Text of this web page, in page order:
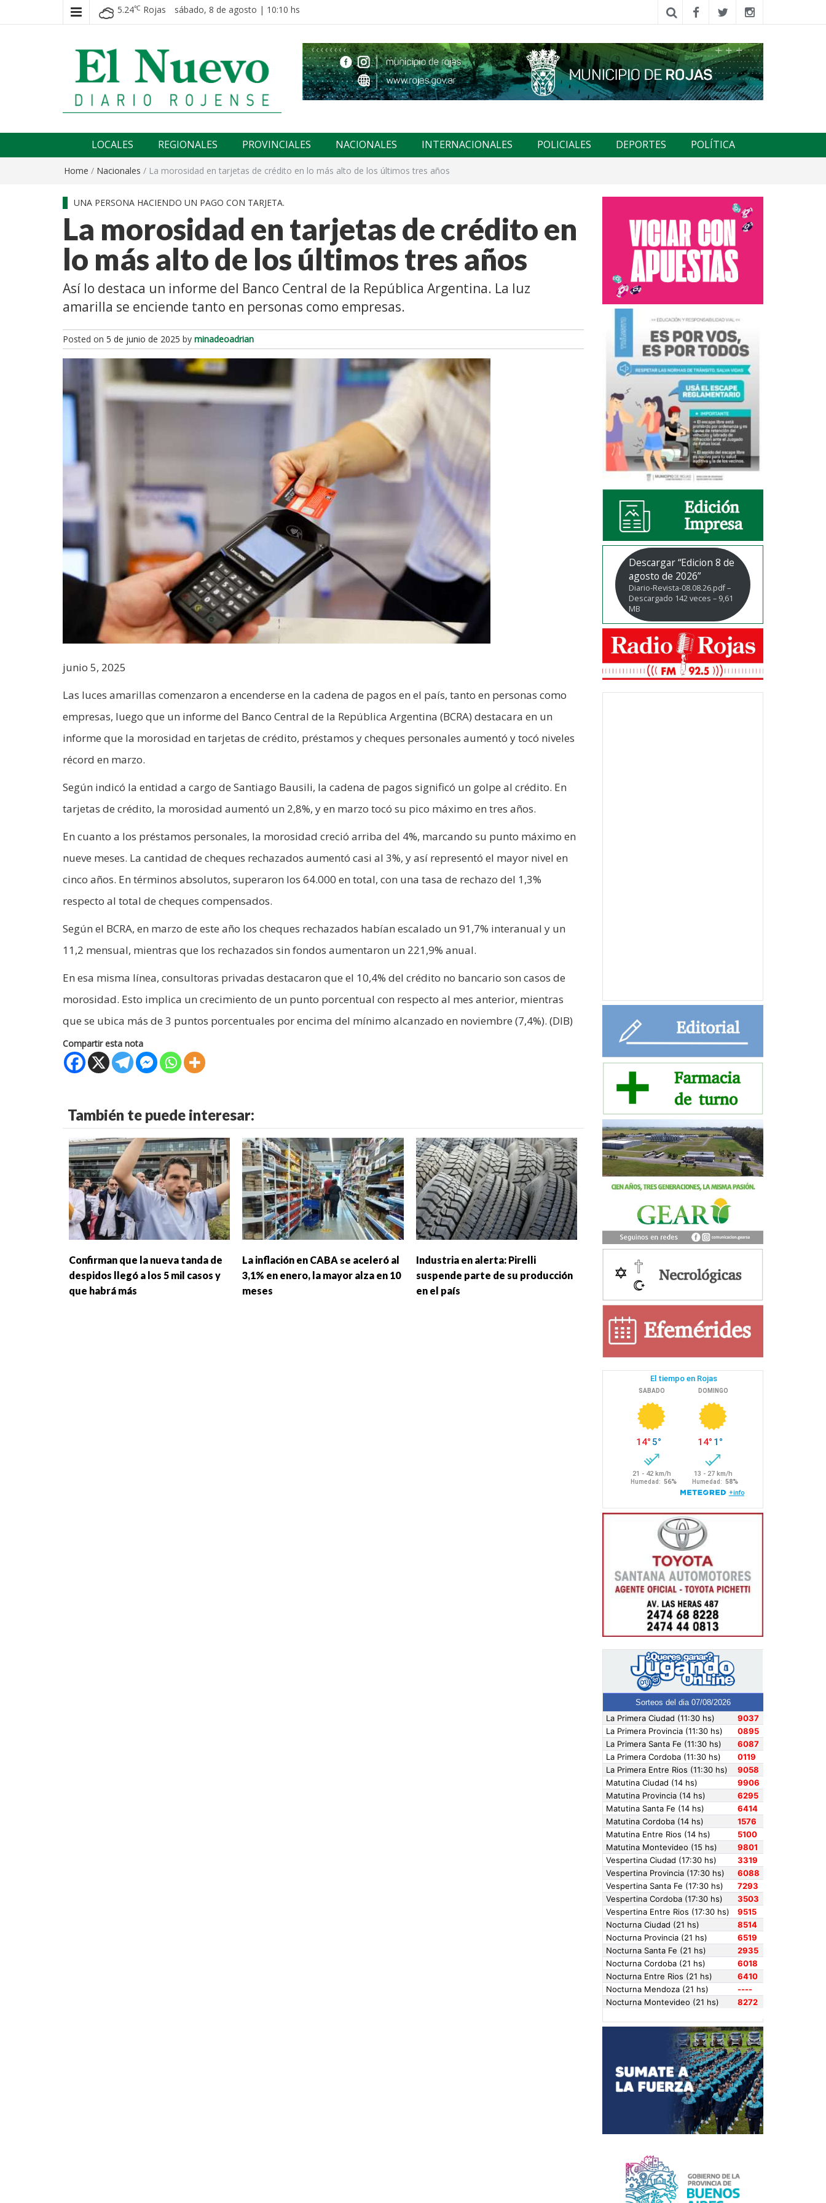
5.24℃ Rojas sábado, 8 de agosto | 10:10 hs
El nuevo rojense
LOCALES REGIONALES PROVINCIALES NACIONALES INTERNACIONALES POLICIALES DEPORTES POLÍTICA
Home / Nacionales / La morosidad en tarjetas de crédito en lo más alto de los últimos tres años
UNA PERSONA HACIENDO UN PAGO CON TARJETA.
La morosidad en tarjetas de crédito en
lo más alto de los últimos tres años
Así lo destaca un informe del Banco Central de la República Argentina. La luz
amarilla se enciende tanto en personas como empresas.
Posted on 5 de junio de 2025 by minadeoadrian
junio 5, 2025
Las luces amarillas comenzaron a encenderse en la cadena de pagos en el país, tanto en personas como
empresas, luego que un informe del Banco Central de la República Argentina (BCRA) destacara en un
informe que la morosidad en tarjetas de crédito, préstamos y cheques personales aumentó y tocó niveles
récord en marzo.
Según indicó la entidad a cargo de Santiago Bausili, la cadena de pagos significó un golpe al crédito. En
tarjetas de crédito, la morosidad aumentó un 2,8%, y en marzo tocó su pico máximo en tres años.
En cuanto a los préstamos personales, la morosidad creció arriba del 4%, marcando su punto máximo en
nueve meses. La cantidad de cheques rechazados aumentó casi al 3%, y así representó el mayor nivel en
cinco años. En términos absolutos, superaron los 64.000 en total, con una tasa de rechazo del 1,3%
respecto al total de cheques compensados.
Según el BCRA, en marzo de este año los cheques rechazados habían escalado un 91,7% interanual y un
11,2 mensual, mientras que los rechazados sin fondos aumentaron un 221,9% anual.
En esa misma línea, consultoras privadas destacaron que el 10,4% del crédito no bancario son casos de
morosidad. Esto implica un crecimiento de un punto porcentual con respecto al mes anterior, mientras
que se ubica más de 3 puntos porcentuales por encima del mínimo alcanzado en noviembre (7,4%). (DIB)
Compartir esta nota
También te puede interesar:
Confirman que la nueva tanda de
despidos llegó a los 5 mil casos y
que habrá más
La inflación en CABA se aceleró al
3,1% en enero, la mayor alza en 10
meses
Industria en alerta: Pirelli
suspende parte de su producción
en el país
Descargar “Edicion 8 de
agosto de 2026”
Diario-Revista-08.08.26.pdf –
Descargado 142 veces – 9,61
MB